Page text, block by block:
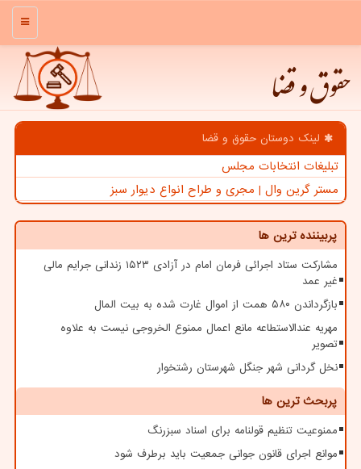
منو
حقوق و قضا
لینک دوستان حقوق و قضا
تبلیغات انتخابات مجلس
مستر گرین وال | مجری و طراح انواع دیوار سبز
پربیننده ترین ها
مشارکت ستاد اجرائی فرمان امام در آزادی ۱۵۲۳ زندانی جرایم مالی
غیر عمد
بازگرداندن ۵۸۰ همت از اموال غارت شده به بیت المال
مهریه عندالاستطاعه مانع اعمال ممنوع الخروجی نیست به علاوه
تصویر
نخل گردانی شهر جنگل شهرستان رشتخوار
پربحث ترین ها
ممنوعیت تنظیم قولنامه برای اسناد سبزرنگ
موانع اجرای قانون جوانی جمعیت باید برطرف شود